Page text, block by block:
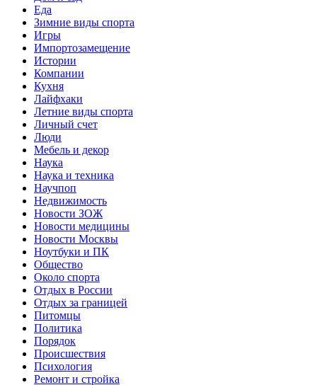
Еда
Зимние виды спорта
Игры
Импортозамещение
Истории
Компании
Кухня
Лайфхаки
Летние виды спорта
Личный счет
Люди
Мебель и декор
Наука
Наука и техника
Научпоп
Недвижимость
Новости ЗОЖ
Новости медицины
Новости Москвы
Ноутбуки и ПК
Общество
Около спорта
Отдых в России
Отдых за границей
Питомцы
Политика
Порядок
Происшествия
Психология
Ремонт и стройка